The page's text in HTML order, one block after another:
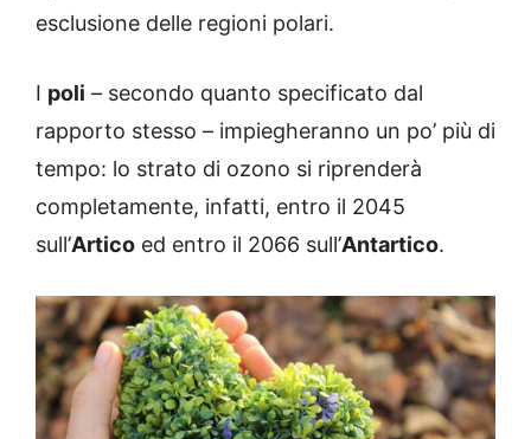
esclusione delle regioni polari.
I poli – secondo quanto specificato dal
rapporto stesso – impiegheranno un po’ più di
tempo: lo strato di ozono si riprenderà
completamente, infatti, entro il 2045
sull’Artico ed entro il 2066 sull’Antartico.